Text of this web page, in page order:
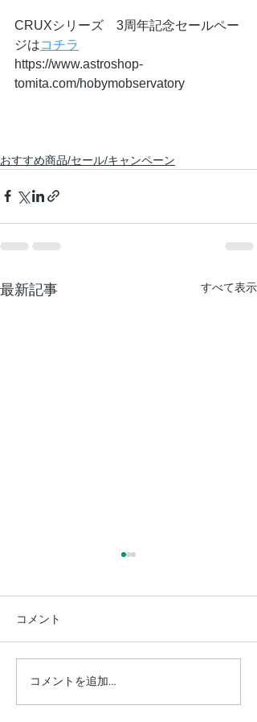
CRUXシリーズ　3周年記念セールペー
ジはコチラ
https://www.astroshop-
tomita.com/hobymobservatory
おすすめ商品/セール/キャンペーン
最新記事 すべて表示
【レントミ】天文機材レ
ンタル数量ランキング
コメント
コメントを追加…